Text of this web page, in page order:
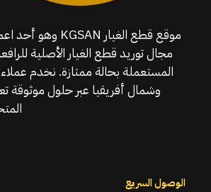
مجال توريد قطع الغيار الأصلية
المستعملة بحالة ممتازة. نخدم
وشمال أفريقيا عبر حلول موثوقة
الوصول السريع